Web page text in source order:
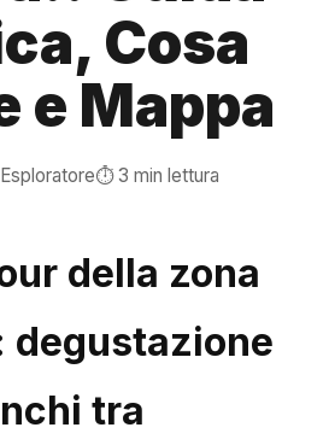
Cosa
e Mappa
⏱️ 3 min lettura
della zona
degustazione
tra